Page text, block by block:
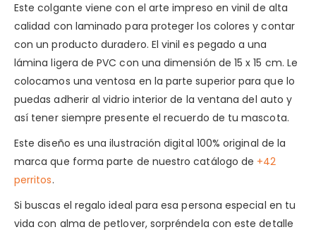
Este colgante viene con el arte impreso en vinil de alta
calidad con laminado para proteger los colores y contar
con un producto duradero. El vinil es pegado a una
lámina ligera de PVC con una dimensión de 15 x 15 cm. Le
colocamos una ventosa en la parte superior para que lo
puedas adherir al vidrio interior de la ventana del auto y
así tener siempre presente el recuerdo de tu mascota.
Este diseño es una ilustración digital 100% original de la
marca que forma parte de nuestro catálogo de +42
perritos.
Si buscas el regalo ideal para esa persona especial en tu
vida con alma de petlover, sorpréndela con este detalle